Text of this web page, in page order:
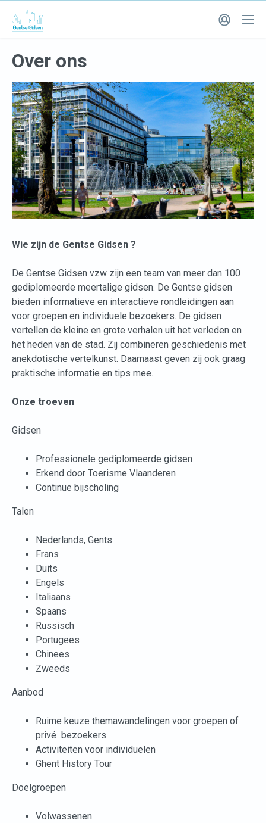
Over ons
Wie zijn de Gentse Gidsen ?
De Gentse Gidsen vzw zijn een team van meer dan 100
gediplomeerde meertalige gidsen. De Gentse gidsen
bieden informatieve en interactieve rondleidingen aan
voor groepen en individuele bezoekers. De gidsen
vertellen de kleine en grote verhalen uit het verleden en
het heden van de stad. Zij combineren geschiedenis met
anekdotische vertelkunst. Daarnaast geven zij ook graag
praktische informatie en tips mee.
Onze troeven
Gidsen
Professionele gediplomeerde gidsen
Erkend door Toerisme Vlaanderen
Continue bijscholing
Talen
Nederlands, Gents
Frans
Duits
Engels
Italiaans
Spaans
Russisch
Portugees
Chinees
Zweeds
Aanbod
Ruime keuze themawandelingen voor groepen of
privé bezoekers
Activiteiten voor individuelen
Ghent History Tour
Doelgroepen
Volwassenen